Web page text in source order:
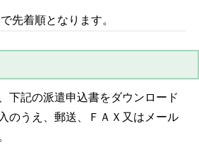
先着順となります。
記の派遣申込書をダウンロード
のうえ、郵送、ＦＡＸ又はメール